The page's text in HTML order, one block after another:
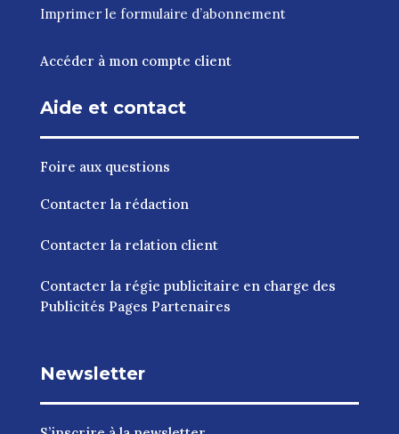
Imprimer le formulaire d’abonnement
Accéder à mon compte client
Aide et contact
Foire aux questions
Contacter la rédaction
Contacter la relation client
Contacter la régie publicitaire en charge des
Publicités Pages Partenaires
Newsletter